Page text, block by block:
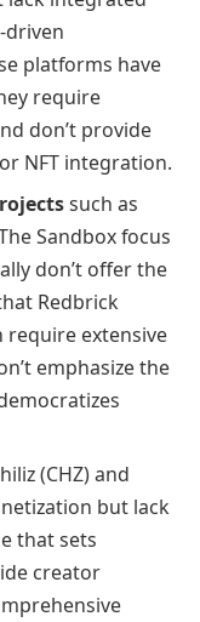
driven
platforms have
require
don’t provide
NFT integration.
such as
Sandbox focus
don’t offer the
Redbrick
require extensive
emphasize the
(CHZ) and
but lack
that sets
creator